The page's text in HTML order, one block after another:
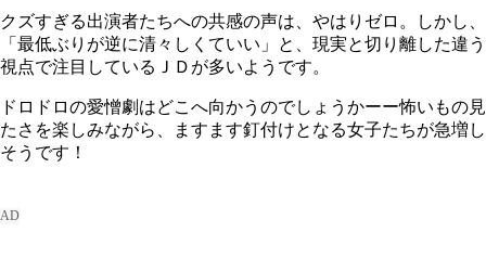
クズすぎる出演者たちへの共感の声は、やはりゼロ。しかし、
「最低ぶりが逆に清々しくていい」と、現実と切り離した違う
視点で注目しているＪＤが多いようです。
ドロドロの愛憎劇はどこへ向かうのでしょうかーー怖いもの見
たさを楽しみながら、ますます釘付けとなる女子たちが急増し
そうです！